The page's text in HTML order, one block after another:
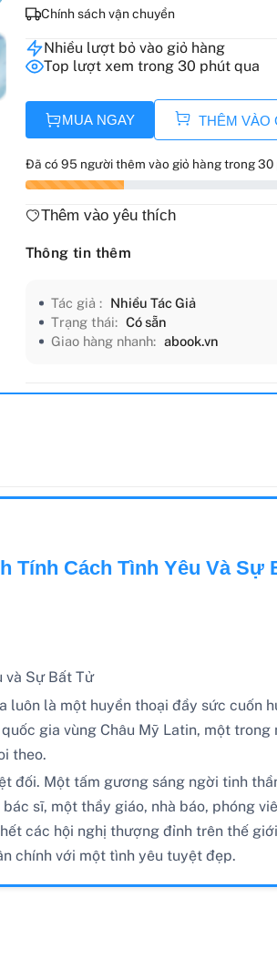
Chính sách vận chuyển
Nhiều lượt bỏ vào giỏ hàng
Top lượt xem trong 30 phút qua
MUA NGAY THÊM VÀO
Đã có 95 người thêm vào giỏ hàng trong 30
Thêm vào yêu thích
Thông tin thêm
Tác giả : Nhiều Tác Giả
Trạng thái: Có sẵn
Giao hàng nhanh: abook.vn
Tính Cách Tình Yêu Và Sự
và Sự Bất Tử
luôn là một huyền thoại đầy sức
gia vùng Châu Mỹ Latin, một
theo.
đối. Một tấm gương sáng ngời tinh
sĩ, một thầy giáo, nhà báo, phóng
các hội nghị thượng đỉnh trên thế
chính với một tình yêu tuyệt đẹp.